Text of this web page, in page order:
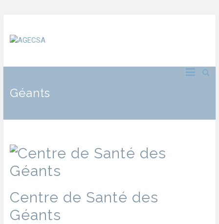
Géants
Centre de Santé des
Géants